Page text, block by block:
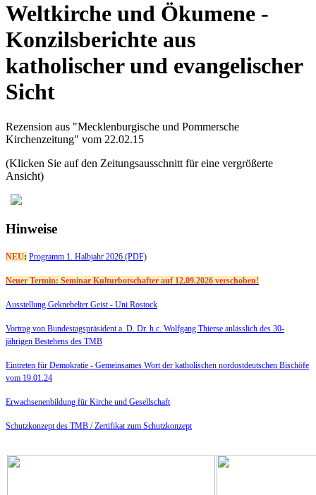
Weltkirche und Ökumene -
Konzilsberichte aus
katholischer und evangelischer
Sicht
Rezension aus "Mecklenburgische und Pommersche
Kirchenzeitung" vom 22.02.15
(Klicken Sie auf den Zeitungsausschnitt für eine vergrößerte
Ansicht)
Hinweise
NEU: Programm 1. Halbjahr 2026 (PDF)
Neuer Termin: Seminar Kulturbotschafter auf 12.09.2026 verschoben!
Ausstellung Geknebelter Geist - Uni Rostock
Vortrag von Bundestagspräsident a. D. Dr. h.c. Wolfgang Thierse anlässlich des 30-
jährigen Bestehens des TMB
Eintreten für Demokratie - Gemeinsames Wort der katholischen nordostdeutschen Bischöfe
vom 19.01.24
Erwachsenenbildung für Kirche und Gesellschaft
Schutzkonzept des TMB /Zertifikat zum Schutzkonzept